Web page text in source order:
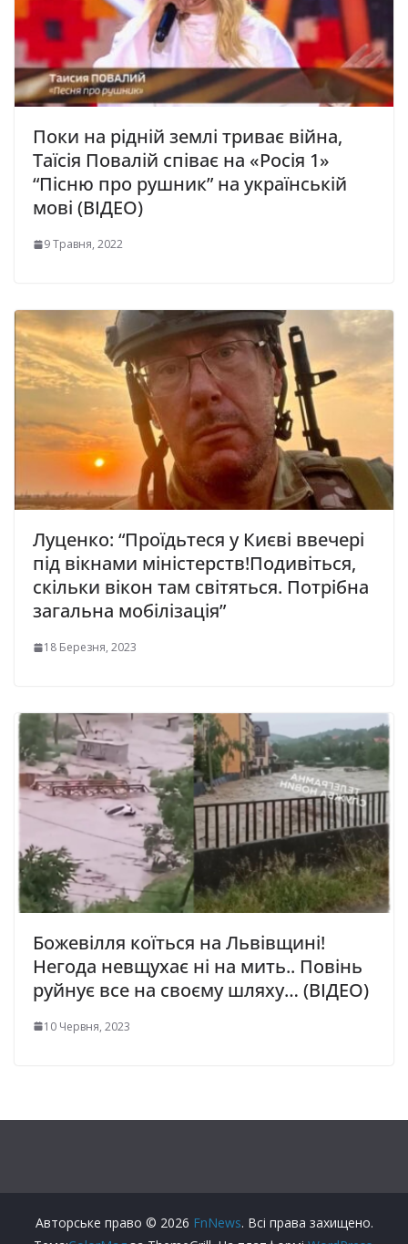
Поки на рідній землі триває війна,
Таїсія Повалій співає на «Росія 1»
“Пісню про рушник” на українській
мові (ВІДЕО)
9 Травня, 2022
Луценко: “Проїдьтеся у Києві ввечері
під вікнами міністерств!Подивіться,
скільки вікон там світяться. Потрібна
загальна мобілізація”
18 Березня, 2023
Божевілля коїться на Львівщині!
Негода невщухає ні на мить.. Повінь
руйнує все на своєму шляху… (ВІДЕО)
10 Червня, 2023
Авторське право © 2026 FnNews. Всі права захищено.